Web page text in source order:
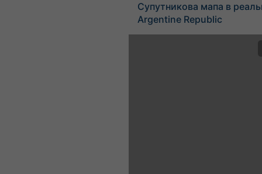
Супутникова мапа в
Argentine Republic